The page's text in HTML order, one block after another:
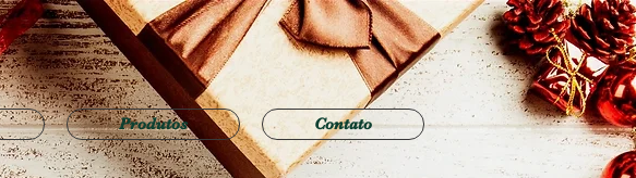
Produtos Contato